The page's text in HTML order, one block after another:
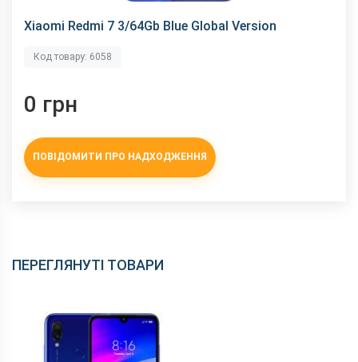
Xiaomi Redmi 7 3/64Gb Blue Global Version
Код товару: 6058
0 грн
ПОВІДОМИТИ ПРО НАДХОДЖЕННЯ
ПЕРЕГЛЯНУТІ ТОВАРИ